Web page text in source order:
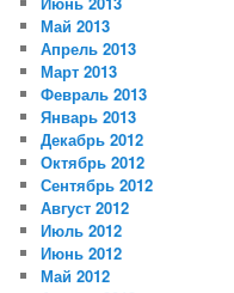
Май 2013
Апрель 2013
Март 2013
Февраль 2013
Январь 2013
Декабрь 2012
Октябрь 2012
Сентябрь 2012
Август 2012
Июль 2012
Июнь 2012
Май 2012